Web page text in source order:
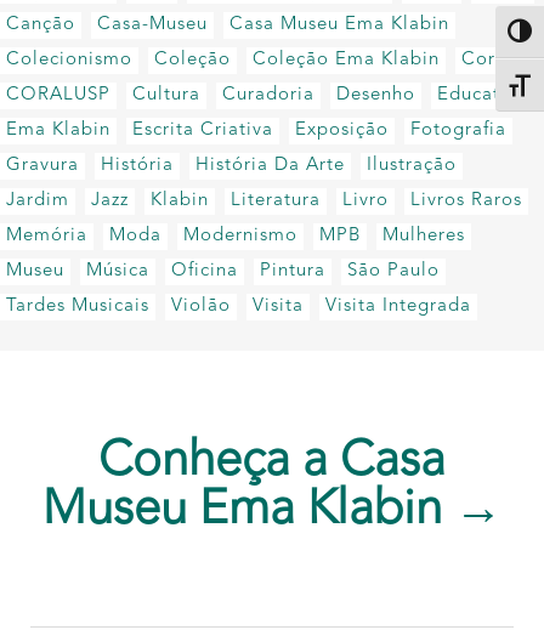
Canção
Casa-Museu
Casa Museu Ema Klabin
Colecionismo
Coleção Coleção Ema Klabin
Coral
CORALUSP
Cultura Curadoria Desenho
Educativo
Ema Klabin
Escrita Criativa Exposição
Fotografia
Gravura
História História Da Arte
Ilustração
Jardim
Jazz Klabin Literatura Livro
Livros Raros
Memória
Moda Modernismo MPB
Mulheres
Museu
Música Oficina Pintura
São Paulo
Tardes Musicais
Violão Visita Visita Integrada
Conheça a Casa
Museu Ema Klabin →